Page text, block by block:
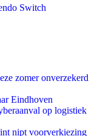
Switch
zomer onverzekerd
Eindhoven
op logistiek
nipt voorverkiezing